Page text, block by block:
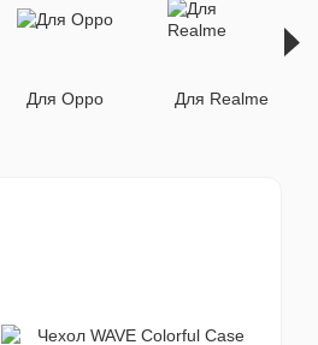
Для Oppo Для Realme